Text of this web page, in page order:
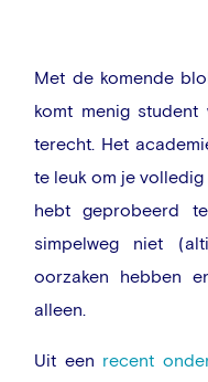
Met de komende
komt menig student
terecht. Het
te leuk om je
hebt geprobeerd
simpelweg niet
oorzaken hebben
alleen.
Uit een recent